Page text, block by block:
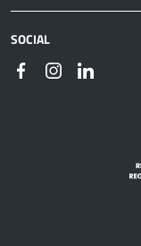
SOCIAL